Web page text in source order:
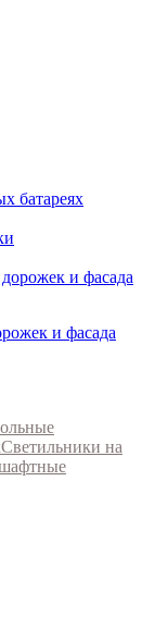
батареях
и фасада
Светильники на